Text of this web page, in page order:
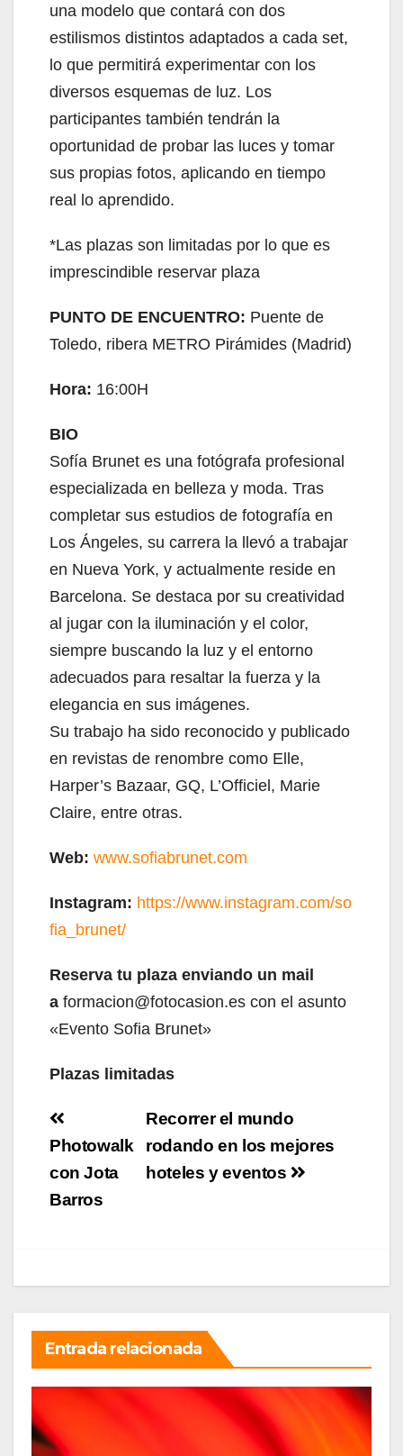
una modelo que contará con dos
estilismos distintos adaptados a cada set,
lo que permitirá experimentar con los
diversos esquemas de luz. Los
participantes también tendrán la
oportunidad de probar las luces y tomar
sus propias fotos, aplicando en tiempo
real lo aprendido.
*Las plazas son limitadas por lo que es
imprescindible reservar plaza
PUNTO DE ENCUENTRO: Puente de
Toledo, ribera METRO Pirámides (Madrid)
Hora: 16:00H
BIO
Sofía Brunet es una fotógrafa profesional
especializada en belleza y moda. Tras
completar sus estudios de fotografía en
Los Ángeles, su carrera la llevó a trabajar
en Nueva York, y actualmente reside en
Barcelona. Se destaca por su creatividad
al jugar con la iluminación y el color,
siempre buscando la luz y el entorno
adecuados para resaltar la fuerza y la
elegancia en sus imágenes.
Su trabajo ha sido reconocido y publicado
en revistas de renombre como Elle,
Harper’s Bazaar, GQ, L’Officiel, Marie
Claire, entre otras.
Web: www.sofiabrunet.com
Instagram: https://www.instagram.com/so
fia_brunet/
Reserva tu plaza enviando un mail
a formacion@fotocasion.es con el asunto
«Evento Sofia Brunet»
Plazas limitadas
Navegación
de
entradas
Recorrer el mundo
rodando en los mejores
hoteles y eventos
Photowalk
con Jota
Barros
Entrada relacionada